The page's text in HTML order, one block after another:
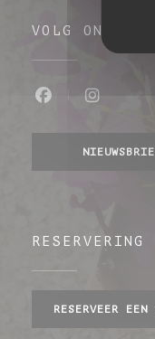
VOLG ONS
RESERVERING
RESERVEER EEN